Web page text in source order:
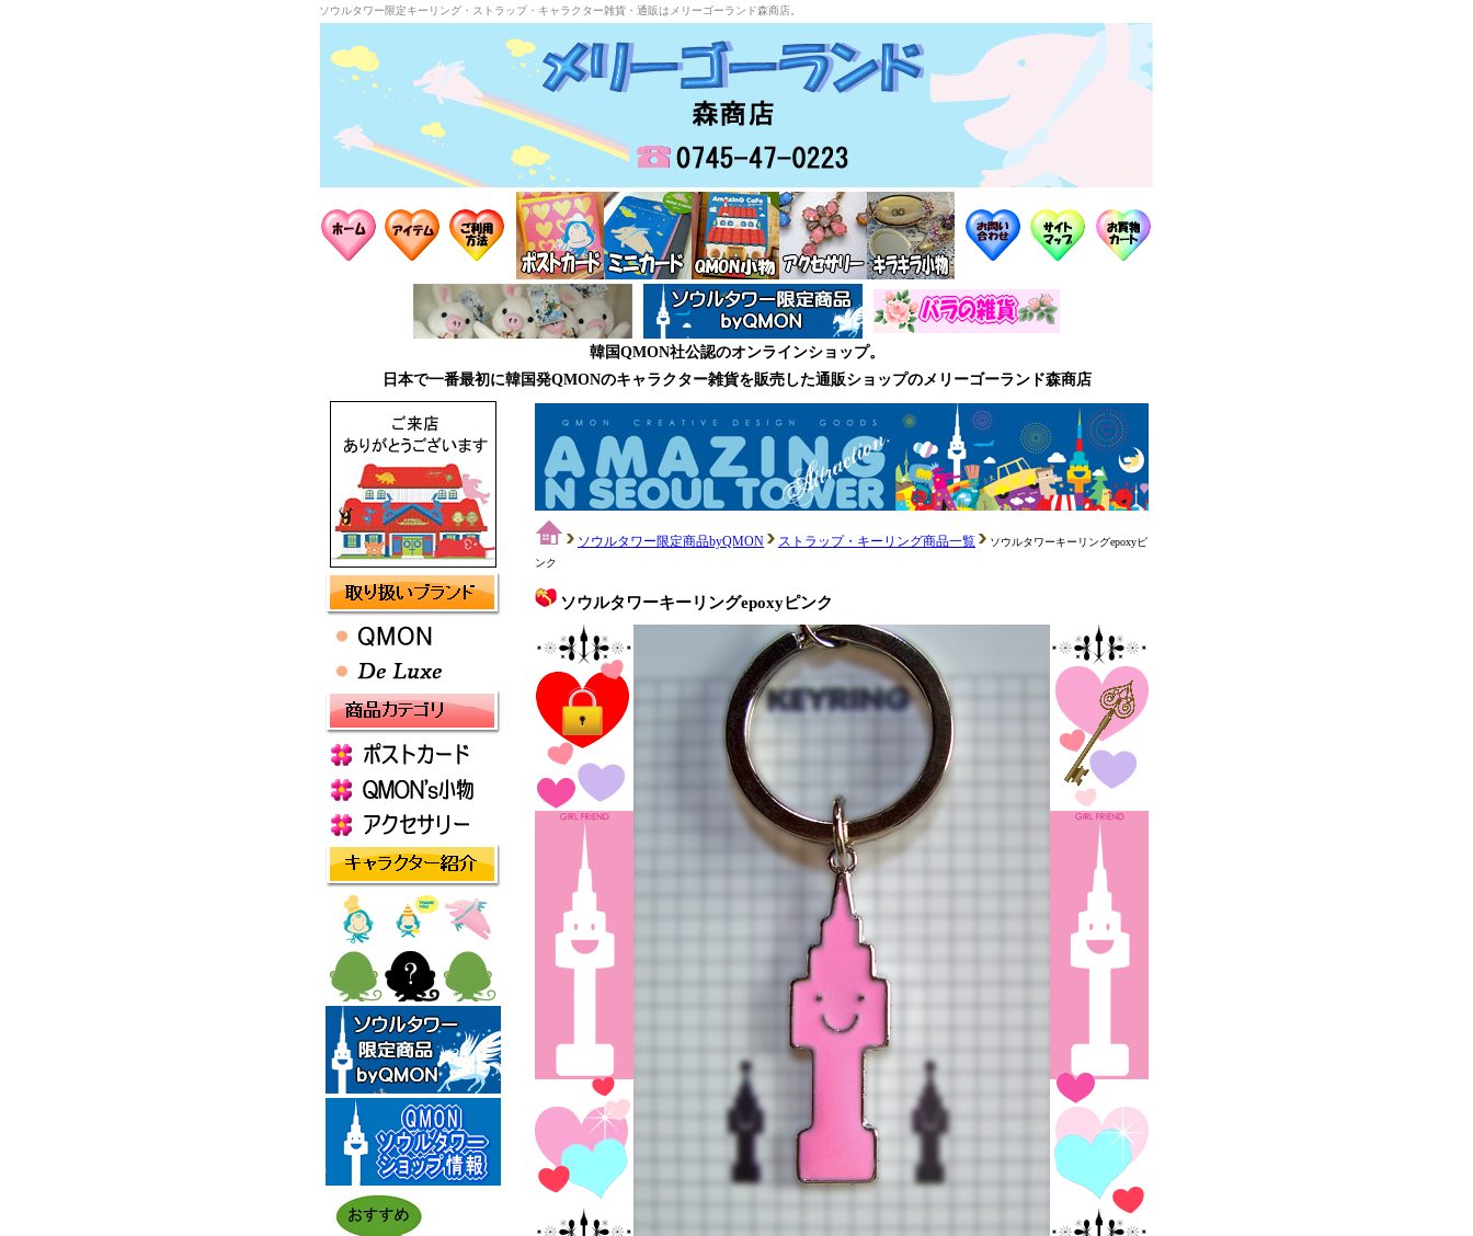
ソウルタワー限定キーリング・ストラップ・キャラクター雑貨・通販はメリーゴーランド森商店。
韓国QMON社公認のオンラインショップ。
日本で一番最初に韓国発QMONのキャラクター雑貨を販売した通販ショップのメリーゴーランド森商店
ソウルタワー限定商品byQMON ストラップ・キーリング商品一覧
ソウルタワーキーリングepoxyピ
ンク
ソウルタワーキーリングepoxyピンク